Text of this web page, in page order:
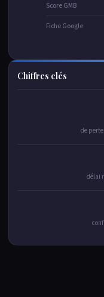
Score GMB
Fiche Google
Chiffres clés
de
délai